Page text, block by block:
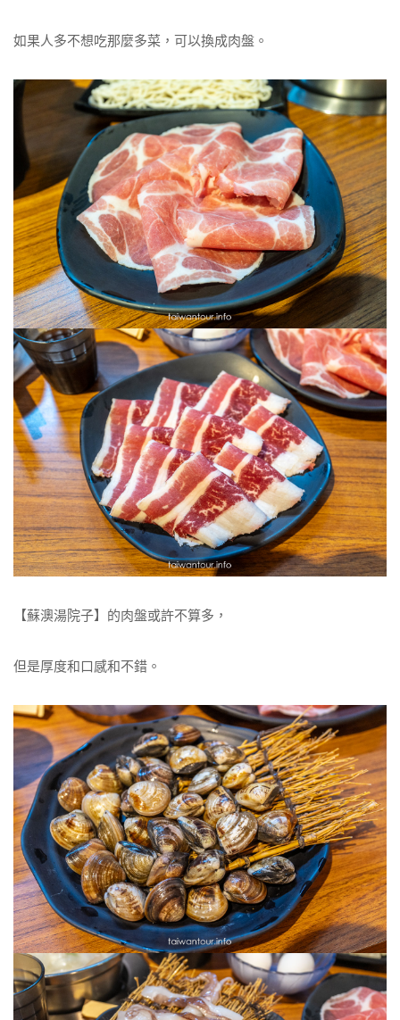
如果人多不想吃那麼多菜，可以換成肉盤。
【蘇澳湯院子】的肉盤或許不算多，
但是厚度和口感和不錯。